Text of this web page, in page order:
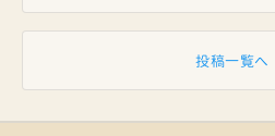
投稿一覧へ